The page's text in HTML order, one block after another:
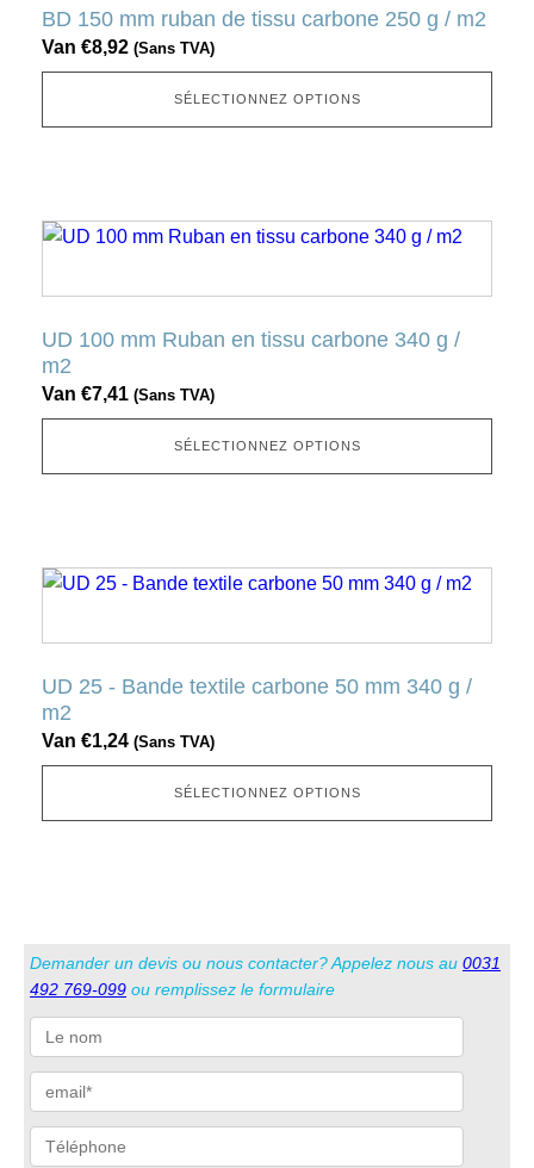
BD 150 mm ruban de tissu carbone 250 g / m2
Van €8,92 (Sans TVA)
SÉLECTIONNEZ OPTIONS
variantes.
peut
la
produit
UD 100 mm Ruban en tissu carbone 340 g /
m2
Van €7,41 (Sans TVA)
SÉLECTIONNEZ OPTIONS
Ce
a
variantes.
Cette
être
page
UD 25 - Bande textile carbone 50 mm 340 g /
m2
Van €1,24 (Sans TVA)
SÉLECTIONNEZ OPTIONS
Ce
a
variantes.
Cette
être
produit
Demander un devis ou nous contacter? Appelez nous au 0031
492 769-099 ou remplissez le formulaire